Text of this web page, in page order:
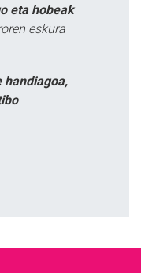
eta hobeak
eskura
handiagoa,